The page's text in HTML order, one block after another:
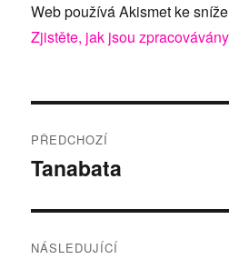
Web používá Akismet ke
Zjistěte, jak jsou
pro
PŘEDCHOZÍ
Předchozí
Tanabata
NÁSLEDUJÍCÍ